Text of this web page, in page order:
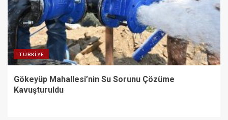
TÜRKIYE
Gökeyüp Mahallesi’nin Su Sorunu Çözüme
Kavuşturuldu